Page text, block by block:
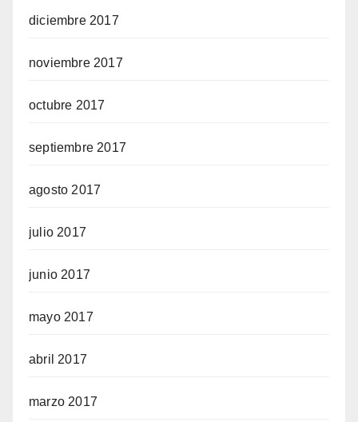
diciembre 2017
noviembre 2017
octubre 2017
septiembre 2017
agosto 2017
julio 2017
junio 2017
mayo 2017
abril 2017
marzo 2017